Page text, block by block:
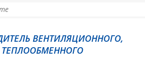
ВЕНТИЛЯЦИОННОГО,
ТЕПЛООБМЕННОГО